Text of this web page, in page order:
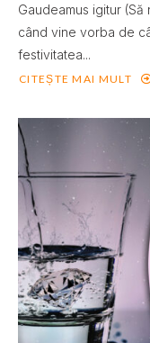
Gaudeamus igitur
când vine vorba de
festivitatea...
CITEȘTE MAI MULT